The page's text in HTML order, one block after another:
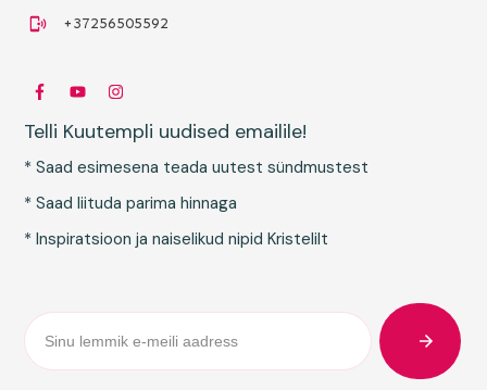
+37256505592
Telli Kuutempli uudised emailile!
* Saad esimesena teada uutest sündmustest
* Saad liituda parima hinnaga
* Inspiratsioon ja naiselikud nipid Kristelilt